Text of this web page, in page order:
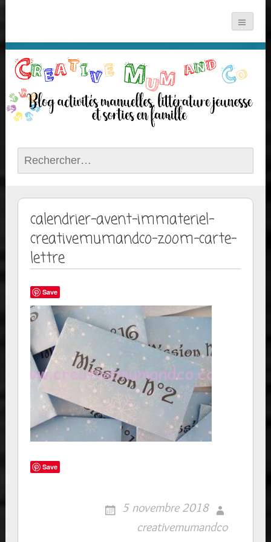
Rechercher :
calendrier-avent-immateriel-
creativemumandco-zoom-carte-
lettre
Save
Save
5 novembre 2018
creativemumandco